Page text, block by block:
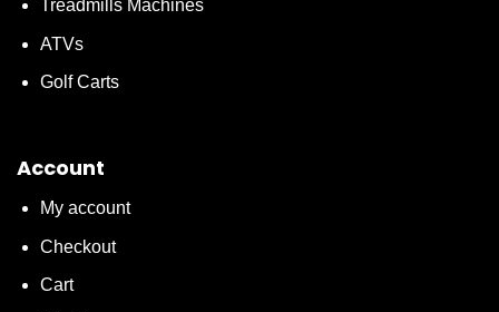
Treadmills Machines
ATVs
Golf Carts
Account
My account
Checkout
Cart